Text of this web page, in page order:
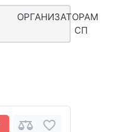
ОРГАНИЗАТОРАМ
СП